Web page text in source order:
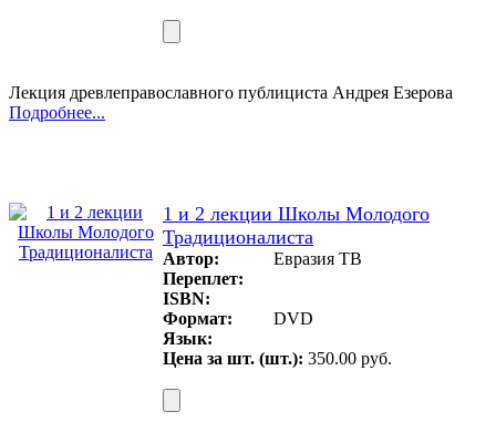
Лекция древлеправославного публициста Андрея Езерова
Подробнее...
1 и 2 лекции Школы Молодого
Традиционалиста
Автор:
Евразия ТВ
Переплет:
ISBN:
Формат:
DVD
Язык:
Цена за шт. (шт.): 350.00 руб.